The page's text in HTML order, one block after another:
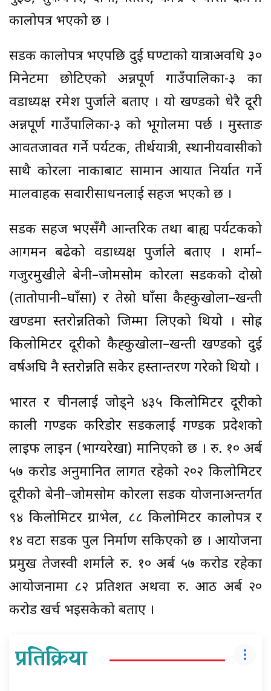
कालोपत्र भएको छ ।
सडक कालोपत्र भएपछि दुई घण्टाको यात्राअवधि ३०
मिनेटमा छोटिएको अन्नपूर्ण गाउँपालिका-३ का
वडाध्यक्ष रमेश पुर्जाले बताए । यो खण्डको धेरै दूरी
अन्नपूर्ण गाउँपालिका-३ को भूगोलमा पर्छ । मुस्ताङ
आवतजावत गर्ने पर्यटक, तीर्थयात्री, स्थानीयवासीको
साथै कोरला नाकाबाट सामान आयात निर्यात गर्ने
मालवाहक सवारीसाधनलाई सहज भएको छ ।
सडक सहज भएसँगै आन्तरिक तथा बाह्य पर्यटकको
आगमन बढेको वडाध्यक्ष पुर्जाले बताए । शर्मा–
गजुरमुखीले बेनी–जोमसोम कोरला सडकको दोस्रो
(तातोपानी–घाँसा) र तेस्रो घाँसा कैह्कुखोला–खन्ती
खण्डमा स्तरोन्नतिको जिम्मा लिएको थियो । सोह्र
किलोमिटर दूरीको कैह्कुखोला–खन्ती खण्डको दुई
वर्षअघि नै स्तरोन्नति सकेर हस्तान्तरण गरेको थियो ।
भारत र चीनलाई जोड्ने ४३५ किलोमिटर दूरीको
काली गण्डकी करिडोर सडकलाई गण्डकी प्रदेशको
लाइफ लाइन (भाग्यरेखा) मानिएको छ । रु. १० अर्ब
५७ करोड अनुमानित लागत रहेको २०२ किलोमिटर
दूरीको बेनी–जोमसोम कोरला सडक योजनाअन्तर्गत
९४ किलोमिटर ग्राभेल, ८८ किलोमिटर कालोपत्र र
१४ वटा सडक पुल निर्माण सकिएको छ । आयोजना
प्रमुख तेजस्वी शर्माले रु. १० अर्ब ५७ करोड रहेका
आयोजनामा ८२ प्रतिशत अथवा रु. आठ अर्ब २०
करोड खर्च भइसकेको बताए ।
प्रतिक्रिया